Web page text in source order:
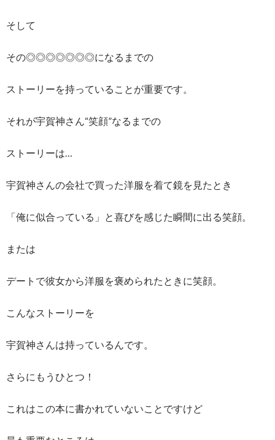
そして
その◎◎◎◎◎◎◎になるまでの
ストーリーを持っていることが重要です。
それが宇賀神さん“笑顔”なるまでの
ストーリーは…
宇賀神さんの会社で買った洋服を着て鏡を見たとき
「俺に似合っている」と喜びを感じた瞬間に出る笑顔。
または
デートで彼女から洋服を褒められたときに笑顔。
こんなストーリーを
宇賀神さんは持っているんです。
さらにもうひとつ！
これはこの本に書かれていないことですけど